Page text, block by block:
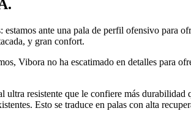
ante una pala de perfil ofensivo para
y gran confort.
Vibora no ha escatimado en detalles para
ultra resistente que le confiere más
Esto se traduce en palas con alta